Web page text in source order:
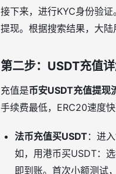
接下来，进行KYC身份验
提现。根据搜索结果，大
第二步：USDT充值
充值是币安USDT充值提现
手续费最低，ERC20速度快
法币充值买USDT ：进
如，用港币买USDT：
即到账。首次小额测试